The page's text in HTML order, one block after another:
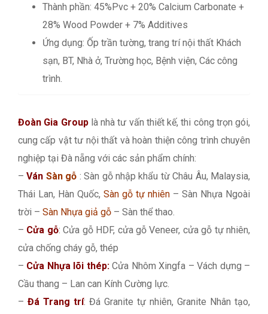
Thành phần: 45%Pvc + 20% Calcium Carbonate +
28% Wood Powder + 7% Additives
Ứng dụng: Ốp trần tường, trang trí nội thất Khách
sạn, BT, Nhà ở, Trường học, Bệnh viện, Các công
trình.
Đoàn Gia Grouplà nhà tư vấn thiết kế, thi công trọn gói,
cung cấp vật tư nội thất và hoàn thiện công trình chuyên
nghiệp tại Đà nẵng với các sản phẩm chính:
–Ván Sàn gỗ : Sàn gỗ nhập khẩu từ Châu Âu, Malaysia,
Thái Lan, Hàn Quốc, Sàn gỗ tự nhiên – Sàn Nhựa Ngoài
trời – Sàn Nhựa giả gỗ – Sàn thể thao.
– Cửa gỗ: Cửa gỗ HDF, cửa gỗ Veneer, cửa gỗ tự nhiên,
cửa chống cháy gỗ, thép
– Cửa Nhựa lõi thép:Cửa Nhôm Xingfa – Vách dựng –
Cầu thang – Lan can Kính Cường lực.
– Đá Trang trí: Đá Granite tự nhiên, Granite Nhân tạo,